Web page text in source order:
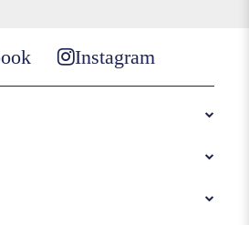
Instagram